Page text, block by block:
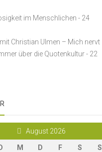
im Menschlichen - 24
Christian Ulmen – Mich nervt
über die Quotenkultur- 22
August 2026
D M D F S
S